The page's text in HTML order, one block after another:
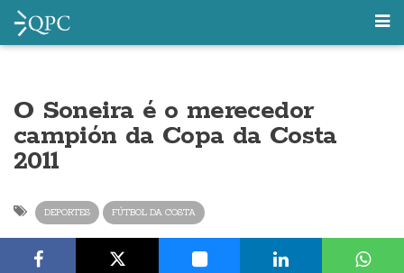
O Soneira é o merecedor
campión da Copa da Costa
2011
DEPORTES FÚTBOL DA COSTA